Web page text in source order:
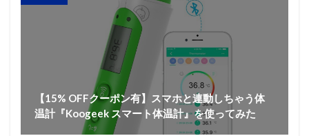
【15% OFFクーポン有】スマホと連動しちゃう体
温計『Koogeek スマート体温計』を使ってみた